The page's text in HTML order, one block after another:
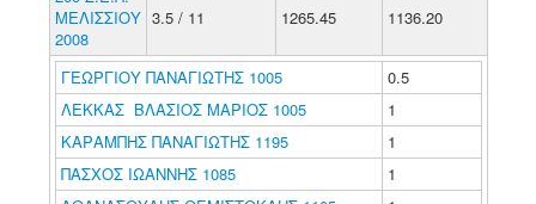
ΜΕΛΙΣΣΙΟΥ
2008
3.5 / 11 1265.45 1136.20
ΓΕΩΡΓΙΟΥ ΠΑΝΑΓΙΩΤΗΣ 1005
0.5
ΛΕΚΚΑΣ ΒΛΑΣΙΟΣ ΜΑΡΙΟΣ 1005
1
ΚΑΡΑΜΠΗΣ ΠΑΝΑΓΙΩΤΗΣ 1195
1
ΠΑΣΧΟΣ ΙΩΑΝΝΗΣ 1085
1